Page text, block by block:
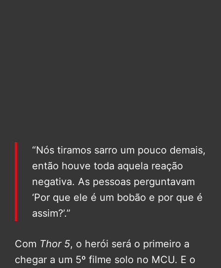
“Nós tiramos sarro um pouco demais,
então houve toda aquela reação
negativa. As pessoas perguntavam
‘Por que ele é um bobão e por que é
assim?’.”
Com Thor 5, o herói será o primeiro a
chegar a um 5º filme solo no MCU. E o